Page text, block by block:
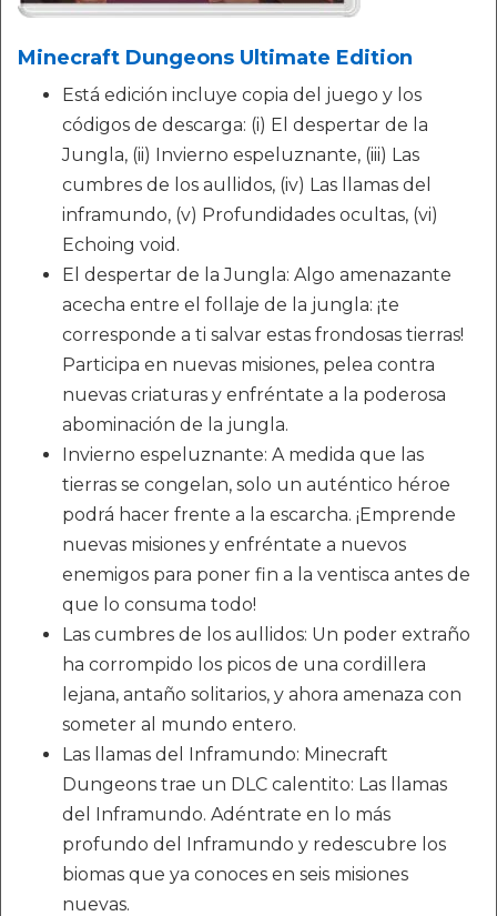
Minecraft Dungeons Ultimate Edition
Está edición incluye copia del juego y los
códigos de descarga: (i) El despertar de la
Jungla, (ii) Invierno espeluznante, (iii) Las
cumbres de los aullidos, (iv) Las llamas del
inframundo, (v) Profundidades ocultas, (vi)
Echoing void.
El despertar de la Jungla: Algo amenazante
acecha entre el follaje de la jungla: ¡te
corresponde a ti salvar estas frondosas tierras!
Participa en nuevas misiones, pelea contra
nuevas criaturas y enfréntate a la poderosa
abominación de la jungla.
Invierno espeluznante: A medida que las
tierras se congelan, solo un auténtico héroe
podrá hacer frente a la escarcha. ¡Emprende
nuevas misiones y enfréntate a nuevos
enemigos para poner fin a la ventisca antes de
que lo consuma todo!
Las cumbres de los aullidos: Un poder extraño
ha corrompido los picos de una cordillera
lejana, antaño solitarios, y ahora amenaza con
someter al mundo entero.
Las llamas del Inframundo: Minecraft
Dungeons trae un DLC calentito: Las llamas
del Inframundo. Adéntrate en lo más
profundo del Inframundo y redescubre los
biomas que ya conoces en seis misiones
nuevas.